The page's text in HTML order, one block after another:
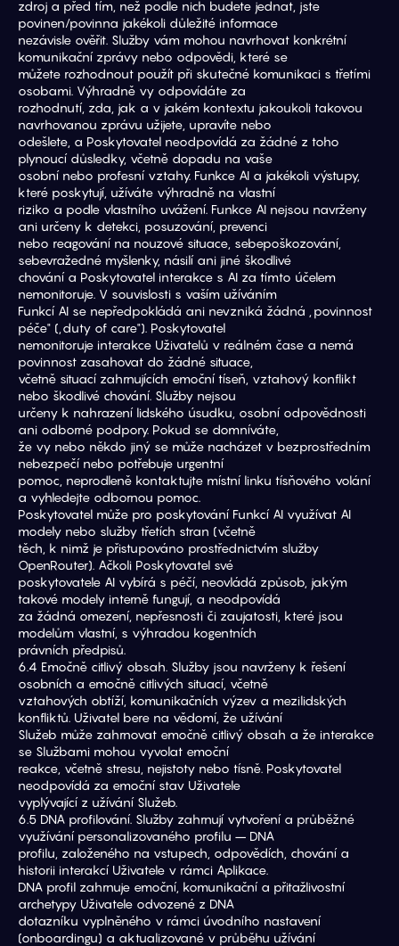
zdroj a před tím, než podle nich budete jednat, jste
povinen/povinna jakékoli důležité informace
nezávisle ověřit. Služby vám mohou navrhovat konkrétní
komunikační zprávy nebo odpovědi, které se
můžete rozhodnout použít při skutečné komunikaci s třetími
osobami. Výhradně vy odpovídáte za
rozhodnutí, zda, jak a v jakém kontextu jakoukoli takovou
navrhovanou zprávu užijete, upravíte nebo
odešlete, a Poskytovatel neodpovídá za žádné z toho
plynoucí důsledky, včetně dopadu na vaše
osobní nebo profesní vztahy. Funkce AI a jakékoli výstupy,
které poskytují, užíváte výhradně na vlastní
riziko a podle vlastního uvážení. Funkce AI nejsou navrženy
ani určeny k detekci, posuzování, prevenci
nebo reagování na nouzové situace, sebepoškozování,
sebevražedné myšlenky, násilí ani jiné škodlivé
chování a Poskytovatel interakce s AI za tímto účelem
nemonitoruje. V souvislosti s vaším užíváním
Funkcí AI se nepředpokládá ani nevzniká žádná „povinnost
péče" („duty of care"). Poskytovatel
nemonitoruje interakce Uživatelů v reálném čase a nemá
povinnost zasahovat do žádné situace,
včetně situací zahrnujících emoční tíseň, vztahový konflikt
nebo škodlivé chování. Služby nejsou
určeny k nahrazení lidského úsudku, osobní odpovědnosti
ani odborné podpory. Pokud se domníváte,
že vy nebo někdo jiný se může nacházet v bezprostředním
nebezpečí nebo potřebuje urgentní
pomoc, neprodleně kontaktujte místní linku tísňového volání
a vyhledejte odbornou pomoc.
Poskytovatel může pro poskytování Funkcí AI využívat AI
modely nebo služby třetích stran (včetně
těch, k nimž je přistupováno prostřednictvím služby
OpenRouter). Ačkoli Poskytovatel své
poskytovatele AI vybírá s péčí, neovládá způsob, jakým
takové modely interně fungují, a neodpovídá
za žádná omezení, nepřesnosti či zaujatosti, které jsou
modelům vlastní, s výhradou kogentních
právních předpisů.
6.4 Emočně citlivý obsah. Služby jsou navrženy k řešení
osobních a emočně citlivých situací, včetně
vztahových obtíží, komunikačních výzev a mezilidských
konfliktů. Uživatel bere na vědomí, že užívání
Služeb může zahrnovat emočně citlivý obsah a že interakce
se Službami mohou vyvolat emoční
reakce, včetně stresu, nejistoty nebo tísně. Poskytovatel
neodpovídá za emoční stav Uživatele
vyplývající z užívání Služeb.
6.5 DNA profilování. Služby zahrnují vytvoření a průběžné
využívání personalizovaného profilu – DNA
profilu, založeného na vstupech, odpovědích, chování a
historii interakcí Uživatele v rámci Aplikace.
DNA profil zahrnuje emoční, komunikační a přitažlivostní
archetypy Uživatele odvozené z DNA
dotazníku vyplněného v rámci úvodního nastavení
(onboardingu) a aktualizované v průběhu užívání